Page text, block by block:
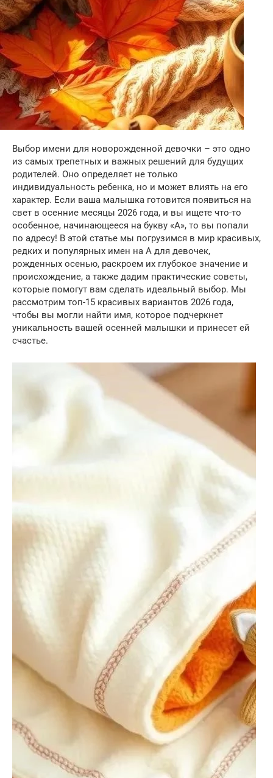
Выбор имени для новорожденной девочки – это одно
из самых трепетных и важных решений для будущих
родителей. Оно определяет не только
индивидуальность ребенка, но и может влиять на его
характер. Если ваша малышка готовится появиться на
свет в осенние месяцы 2026 года, и вы ищете что-то
особенное, начинающееся на букву «А», то вы попали
по адресу! В этой статье мы погрузимся в мир красивых,
редких и популярных имен на А для девочек,
рожденных осенью, раскроем их глубокое значение и
происхождение, а также дадим практические советы,
которые помогут вам сделать идеальный выбор. Мы
рассмотрим топ-15 красивых вариантов 2026 года,
чтобы вы могли найти имя, которое подчеркнет
уникальность вашей осенней малышки и принесет ей
счастье.